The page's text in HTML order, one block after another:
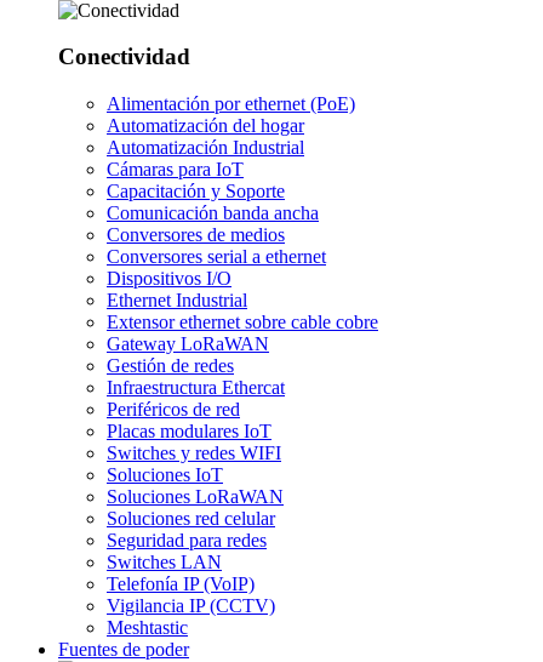
Conectividad
Alimentación por ethernet (PoE)
Automatización del hogar
Automatización Industrial
Cámaras para IoT
Capacitación y Soporte
Comunicación banda ancha
Conversores de medios
Conversores serial a ethernet
Dispositivos I/O
Ethernet Industrial
Extensor ethernet sobre cable cobre
Gateway LoRaWAN
Gestión de redes
Infraestructura Ethercat
Periféricos de red
Placas modulares IoT
Switches y redes WIFI
Soluciones IoT
Soluciones LoRaWAN
Soluciones red celular
Seguridad para redes
Switches LAN
Telefonía IP (VoIP)
Vigilancia IP (CCTV)
Meshtastic
Fuentes de poder